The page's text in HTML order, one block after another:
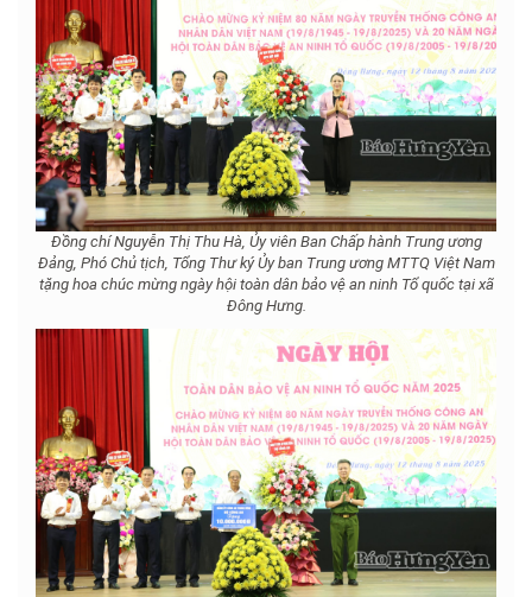
Đồng chí Nguyễn Thị Thu Hà, Ủy viên Ban Chấp hành Trung ương
Đảng, Phó Chủ tịch, Tổng Thư ký Ủy ban Trung ương MTTQ Việt Nam
tặng hoa chúc mừng ngày hội toàn dân bảo vệ an ninh Tổ quốc tại xã
Đông Hưng.